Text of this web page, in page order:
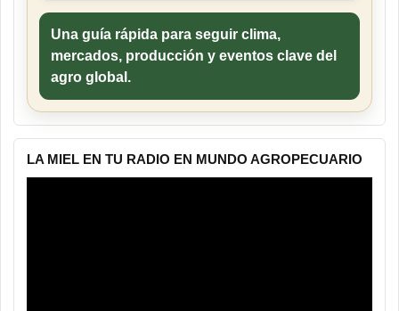
Una guía rápida para seguir clima,
mercados, producción y eventos clave del
agro global.
LA MIEL EN TU RADIO EN MUNDO AGROPECUARIO